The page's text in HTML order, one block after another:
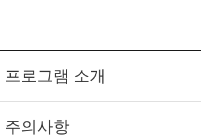
프로그램 소개
주의사항